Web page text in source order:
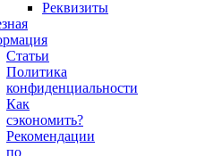
Реквизиты
Статьи
Политика
конфиденциальности
Как
сэкономить?
Рекомендации
по